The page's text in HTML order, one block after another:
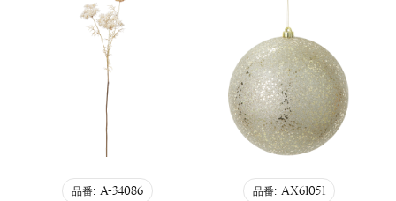
品番: A-34086 品番: AX61051